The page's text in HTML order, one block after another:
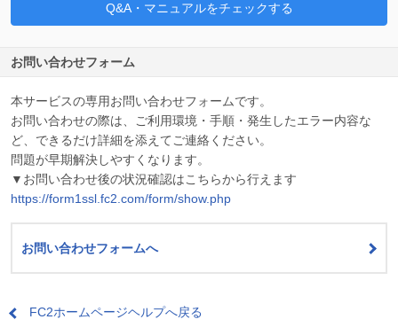
Q&A・マニュアルをチェックする
お問い合わせフォーム
本サービスの専用お問い合わせフォームです。
お問い合わせの際は、ご利用環境・手順・発生したエラー内容な
ど、できるだけ詳細を添えてご連絡ください。
問題が早期解決しやすくなります。
▼お問い合わせ後の状況確認はこちらから行えます
https://form1ssl.fc2.com/form/show.php
お問い合わせフォームへ
FC2ホームページヘルプへ戻る